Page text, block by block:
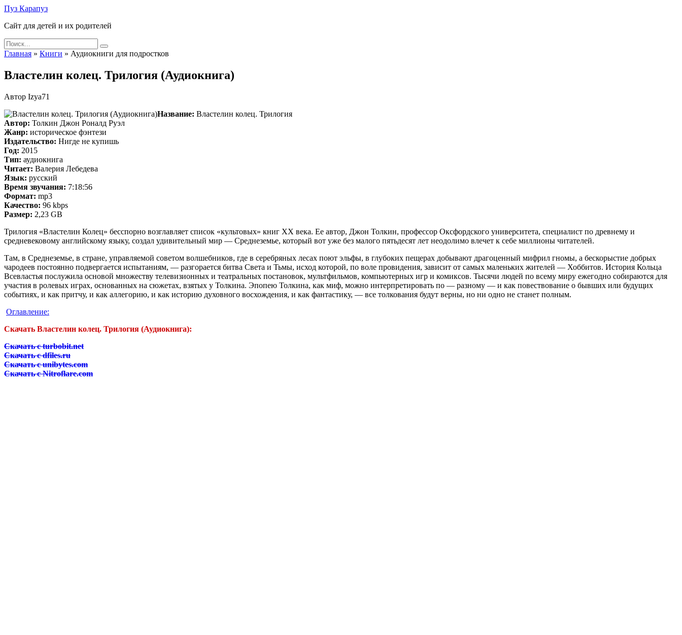
Skip
content
Пуз Карапуз
Сайт для детей и их родителей
Search
for:
Главная » Книги » Аудиокниги для подростков
Властелин колец. Трилогия (Аудиокнига)
Автор Izya71
Название: Властелин колец. Трилогия
Автор: Толкин Джон Роналд Руэл
Жанр: историческое фэнтези
Издательство: Нигде не купишь
Год: 2015
Тип: аудиокнига
Читает: Валерия Лебедева
Язык: русский
Время звучания: 7:18:56
Формат: mp3
Качество: 96 kbps
Размер: 2,23 GB
Трилогия «Властелин Колец» бесспорно возглавляет список «культовых» книг XX века. Ее автор, Джон Толкин, профессор Оксфордского университета, специалист по древнему и
средневековому английскому языку, создал удивительный мир — Среднеземье, который вот уже без малого пятьдесят лет неодолимо влечет к себе миллионы читателей.
Там, в Среднеземье, в стране, управляемой советом волшебников, где в серебряных лесах поют эльфы, в глубоких пещерах добывают драгоценный мифрил гномы, а бескорыстие добрых
чародеев постоянно подвергается испытаниям, — разгорается битва Света и Тьмы, исход которой, по воле провидения, зависит от самых маленьких жителей — Хоббитов. История Кольца
Всевластья послужила основой множеству телевизионных и театральных постановок, мультфильмов, компьютерных игр и комиксов. Тысячи людей по всему миру ежегодно собираются для
участия в ролевых играх, основанных на сюжетах, взятых у Толкина. Эпопею Толкина, как миф, можно интерпретировать по — разному — и как повествование о бывших или будущих
событиях, и как притчу, и как аллегорию, и как историю духовного восхождения, и как фантастику, — все толкования будут верны, но ни одно не станет полным.
Оглавление:
Скачать Властелин колец. Трилогия (Аудиокнига):
Скачать с turbobit.net
Скачать с dfiles.ru
Скачать с unibytes.com
Скачать с Nitroflare.com